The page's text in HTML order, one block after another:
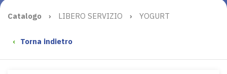
Catalogo › LIBERO SERVIZIO › YOGURT
‹ Torna indietro